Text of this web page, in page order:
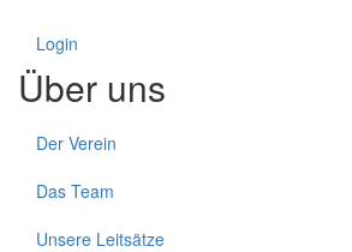
Login
Über uns
Der Verein
Das Team
Unsere Leitsätze